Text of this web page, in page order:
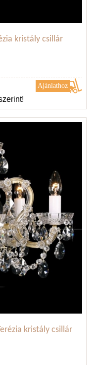
kristály csillár
kristály csillár